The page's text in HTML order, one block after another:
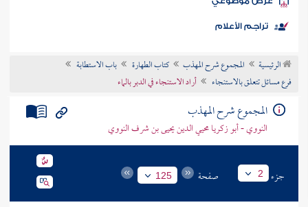
الكتب
موضوعي
تراجم الأعلام
الرئيسية المجموع شرح المهذب كتاب الطهارة
باب الاستطابة
فرع مسائل تتعلق بالاستنجاء
أراد الاستنجاء في الدبر بالماء
المجموع شرح المهذب
النووي - أبو زكريا محيي الدين يحيى بن شرف النووي
جزء 2 صفحة 125